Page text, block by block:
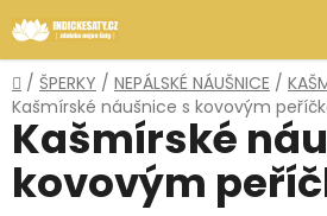
na
obsah
Domů
/ ŠPERKY / NEPÁLSKÉ NÁUŠNICE /
Kašmírské náušnice s kovovým
Kašmírské
kovovým